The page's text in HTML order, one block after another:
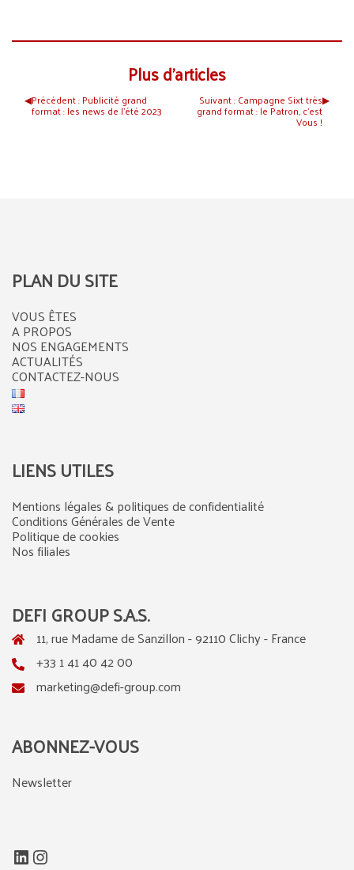
Plus d’articles
◀︎Précédent :Publicité grand
format : les news de l’été 2023
Suivant :Campagne Sixt très
grand format : le Patron, c’est
Vous !
▶︎
PLAN DU SITE
VOUS ÊTES
A PROPOS
NOS ENGAGEMENTS
ACTUALITÉS
CONTACTEZ-NOUS
LIENS UTILES
Mentions légales & politiques de confidentialité
Conditions Générales de Vente
Politique de cookies
Nos filiales
DEFI GROUP S.A.S.
11, rue Madame de Sanzillon - 92110 Clichy - France
+33 1 41 40 42 00
marketing@defi-group.com
ABONNEZ-VOUS
Newsletter
LinkedIn
Instagram